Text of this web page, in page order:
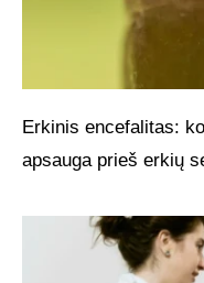
Erkinis encefalitas:
apsauga prieš erkių